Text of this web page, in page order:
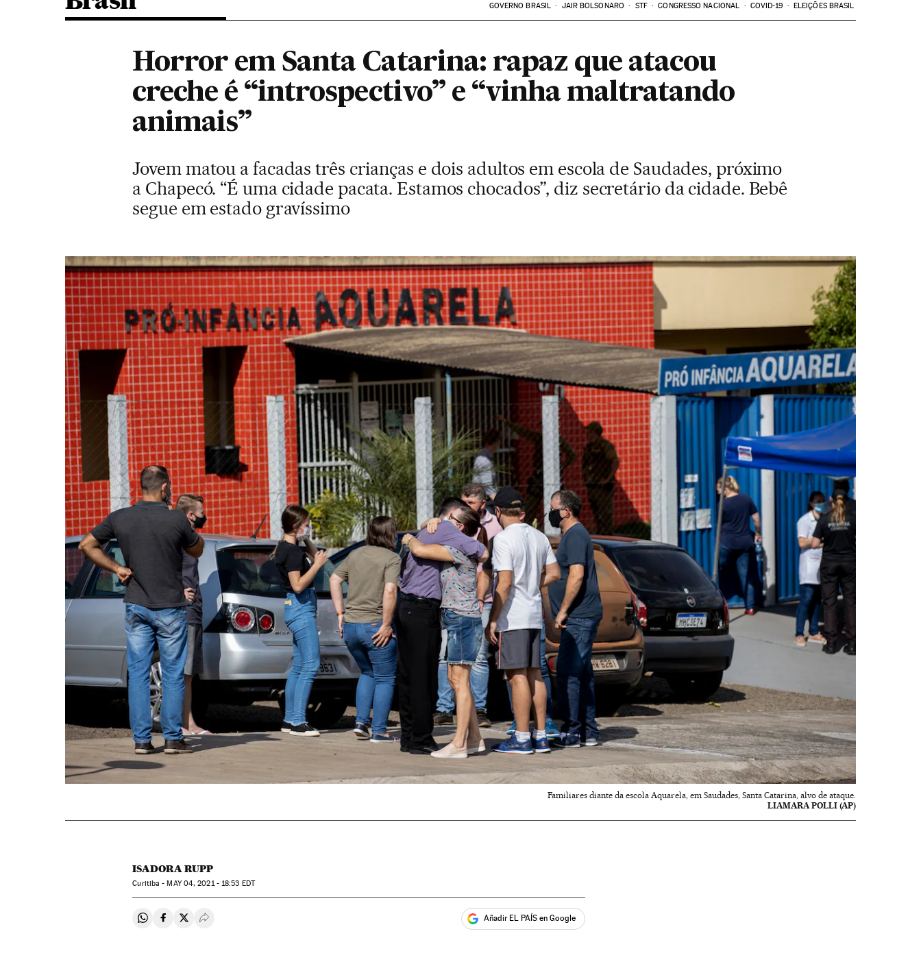
GOVERNO BRASIL JAIR BOLSONARO STF CONGRESSO NACIONAL COVID-19 ELEIÇÕES BRASIL
Horror em Santa Catarina: rapaz que atacou
creche é “introspectivo” e “vinha maltratando
animais”
Jovem matou a facadas três crianças e dois adultos em escola de Saudades, próximo
a Chapecó. “É uma cidade pacata. Estamos chocados”, diz secretário da cidade. Bebê
segue em estado gravíssimo
Familiares diante da escola Aquarela, em Saudades, Santa Catarina, alvo de ataque.
LIAMARA POLLI (AP)
ISADORA RUPP
Curitiba -MAY04, 2021 - 18:53 EDT
Compartir en Whatsapp
Compartir en Facebook
Compartir en Twitter
Desplegar Redes Sociales Añadir EL PAÍS en Google